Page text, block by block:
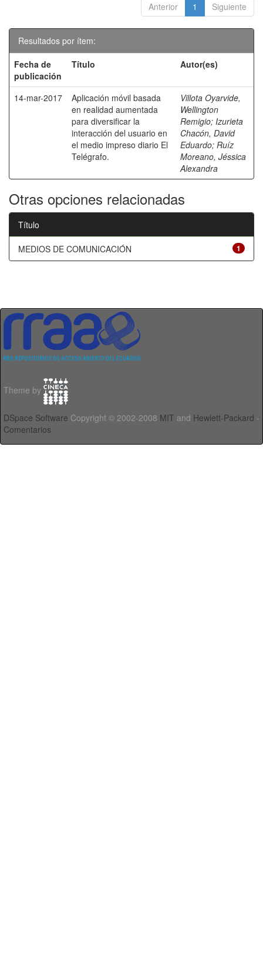
Anterior 1 Siguiente
Resultados por ítem:
Fecha de
publicación
Título Autor(es)
14-mar-2017
Aplicación móvil basada
en realidad aumentada
para diversificar la
interacción del usuario en
el medio impreso diario El
Telégrafo.
Villota Oyarvide,
Wellington
Remigio; Izurieta
Chacón, David
Eduardo; Ruíz
Moreano, Jéssica
Alexandra
Otras opciones relacionadas
Título
1
MEDIOS DE COMUNICACIÓN
Theme by
DSpace Software Copyright © 2002-2008 MIT and Hewlett-Packard -
Comentarios